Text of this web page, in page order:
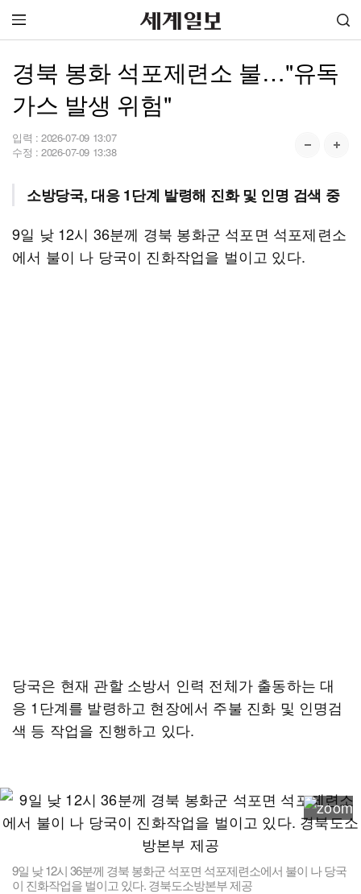
경북 봉화 석포제련소 불…"유독
가스 발생 위험"
입력 : 2026-07-09 13:07
수정 : 2026-07-09 13:38
소방당국, 대응 1단계 발령해 진화 및 인명 검색 중
9일 낮 12시 36분께 경북 봉화군 석포면 석포제련소
에서 불이 나 당국이 진화작업을 벌이고 있다.
당국은 현재 관할 소방서 인력 전체가 출동하는 대
응 1단계를 발령하고 현장에서 주불 진화 및 인명검
색 등 작업을 진행하고 있다.
9일 낮 12시 36분께 경북 봉화군 석포면 석포제련소에서 불이 나 당국
이 진화작업을 벌이고 있다. 경북도소방본부 제공